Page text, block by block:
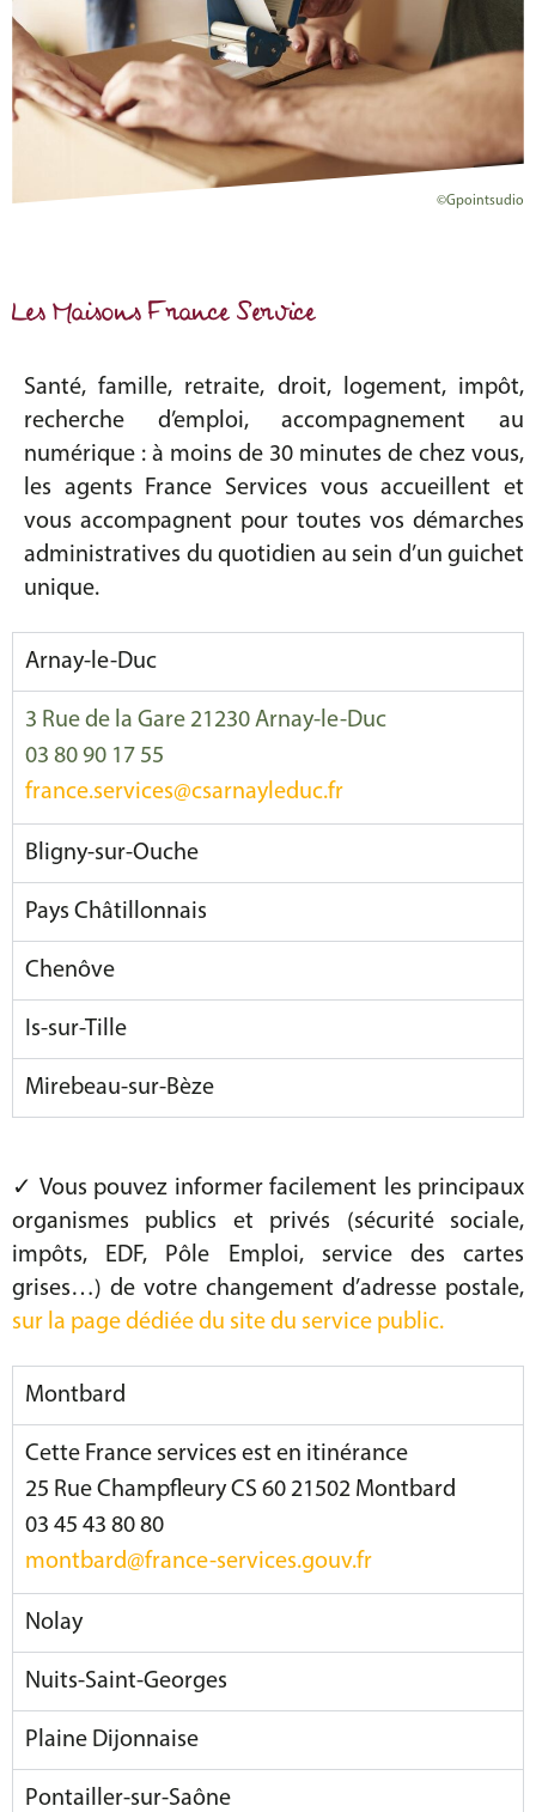
©Gpointsudio
Les Maisons France Service
Santé, famille, retraite, droit, logement, impôt,
recherche d’emploi, accompagnement au
numérique : à moins de 30 minutes de chez vous,
les agents France Services vous accueillent et
vous accompagnent pour toutes vos démarches
administratives du quotidien au sein d’un guichet
unique.
Arnay-le-Duc
3 Rue de la Gare 21230 Arnay-le-Duc
03 80 90 17 55
france.services@csarnayleduc.fr
Bligny-sur-Ouche
Pays Châtillonnais
Chenôve
Is-sur-Tille
Mirebeau-sur-Bèze
✓ Vous pouvez informer facilement les principaux
organismes publics et privés (sécurité sociale,
impôts, EDF, Pôle Emploi, service des cartes
grises…) de votre changement d’adresse postale,
sur la page dédiée du site du service public.
Montbard
Cette France services est en itinérance
25 Rue Champfleury CS 60 21502 Montbard
03 45 43 80 80
montbard@france-services.gouv.fr
Nolay
Nuits-Saint-Georges
Plaine Dijonnaise
Pontailler-sur-Saône